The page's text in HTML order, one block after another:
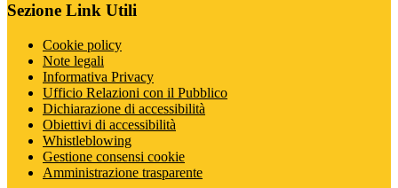
Sezione Link Utili
Cookie policy
Note legali
Informativa Privacy
Ufficio Relazioni con il Pubblico
Dichiarazione di accessibilità
Obiettivi di accessibilità
Whistleblowing
Gestione consensi cookie
Amministrazione trasparente